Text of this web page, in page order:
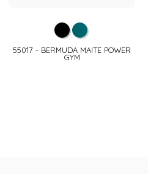
55017 - BERMUDA MAITE POWER
GYM